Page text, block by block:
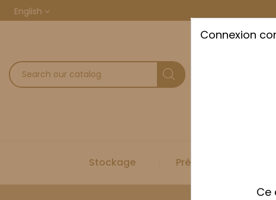
English
Stockage Préparation
Connexion
Ce